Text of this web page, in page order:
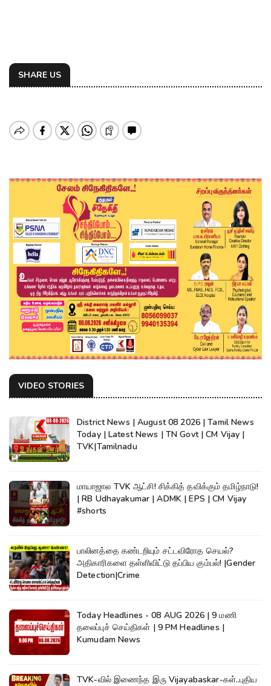
SHARE US
VIDEO STORIES
District News | August 08 2026 | Tamil News
Today | Latest News | TN Govt | CM Vijay |
TVK|Tamilnadu
மாயாஜால TVK ஆட்சி! சிக்கித் தவிக்கும் தமிழ்நாடு!
| RB Udhayakumar | ADMK | EPS | CM Vijay
#shorts
பாலினத்தை கண்டறியும் சட்டவிரோத செயல்?
அதிகாரிகளை தள்ளிவிட்டு தப்பிய கும்பல்! |Gender
Detection|Crime
Today Headlines - 08 AUG 2026 | 9 மணி
தலைப்புச் செய்திகள் | 9 PM Headlines |
Kumudam News
TVK-வில் இணைந்த இரு Vijayabaskar-கள்..புதிய